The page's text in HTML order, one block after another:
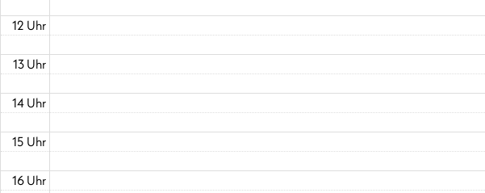
12 Uhr
13 Uhr
14 Uhr
15 Uhr
16 Uhr